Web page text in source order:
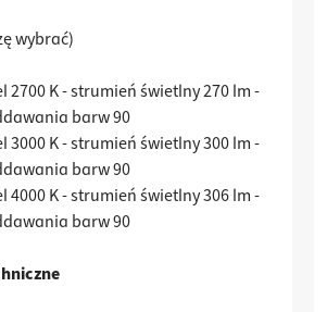
wybrać)
2700 K - strumień świetlny 270 lm -
barw 90
3000 K - strumień świetlny 300 lm -
barw 90
4000 K - strumień świetlny 306 lm -
barw 90